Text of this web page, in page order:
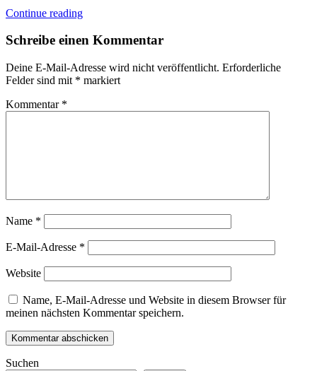
Continue reading
Schreibe einen Kommentar
Deine E-Mail-Adresse wird nicht veröffentlicht. Erforderliche
Felder sind mit * markiert
Kommentar *
Name *
E-Mail-Adresse *
Website
Name, E-Mail-Adresse und Website in diesem Browser für
meinen nächsten Kommentar speichern.
Suchen